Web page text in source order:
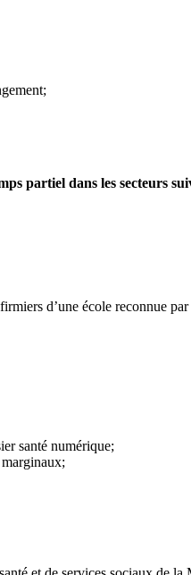
partiel dans les secteurs
d’une école reconnue
santé numérique;